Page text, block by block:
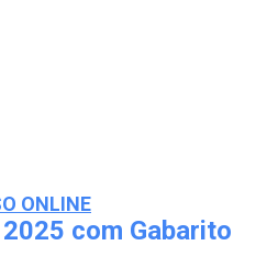
ONLINE
com Gabarito